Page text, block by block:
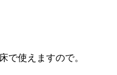
で使えますので。